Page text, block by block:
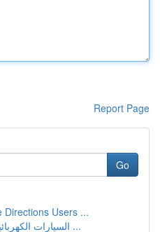
Report Page
Go
Directions Users ...
السيارات الكهربائية : آفاق التوزيع الصديق ...